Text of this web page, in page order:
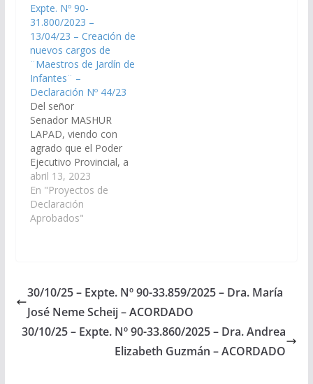
que se disponga en la
Ley de Presupuesto
2025 de la Provincia, la
creación de cargos de
Maestros de Nivel
Inicial…
Expte. Nº 90-
31.800/2023 –
13/04/23 – Creación de
nuevos cargos de
¨Maestros de Jardín de
Infantes¨ –
Declaración Nº 44/23
Del señor
Senador MASHUR
LAPAD, viendo con
agrado que el Poder
Ejecutivo Provincial, a
través del Ministerio de
Educación, Cultura,
Ciencia y Tecnología,
autorice la creación de
Orgánica Funcional
(POF) de las unidades
educativas de
educación inicial…
abril 13, 2023
En "Proyectos de
Declaración
Aprobados"
30/10/25 – Expte. Nº 90-33.859/2025 – Dra. María
José Neme Scheij – ACORDADO
30/10/25 – Expte. Nº 90-33.860/2025 – Dra. Andrea
Elizabeth Guzmán – ACORDADO